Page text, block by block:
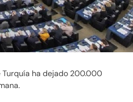
ha dejado 200.000